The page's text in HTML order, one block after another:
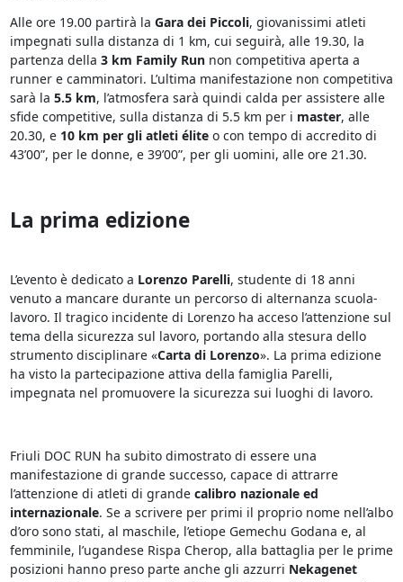
Alle ore 19.00 partirà la Gara dei Piccoli, giovanissimi atleti
impegnati sulla distanza di 1 km, cui seguirà, alle 19.30, la
partenza della 3 km Family Runnon competitiva aperta a
runner e camminatori. L’ultima manifestazione non competitiva
sarà la 5.5 km, l’atmosfera sarà quindi calda per assistere alle
sfide competitive, sulla distanza di 5.5 km per i master, alle
20.30, e 10 km per gli atleti élite o con tempo di accredito di
43’00”, per le donne, e 39’00”, per gli uomini, alle ore 21.30.
La prima edizione
L’evento è dedicato a Lorenzo Parelli, studente di 18 anni
venuto a mancare durante un percorso di alternanza scuola-
lavoro. Il tragico incidente di Lorenzo ha acceso l’attenzione sul
tema della sicurezza sul lavoro, portando alla stesura dello
strumento disciplinare «Carta di Lorenzo». La prima edizione
ha visto la partecipazione attiva della famiglia Parelli,
impegnata nel promuovere la sicurezza sui luoghi di lavoro.
Friuli DOC RUN ha subito dimostrato di essere una
manifestazione di grande successo, capace di attrarre
l’attenzione di atleti di grande calibro nazionale ed
internazionale. Se a scrivere per primi il proprio nome nell’albo
d’oro sono stati, al maschile, l’etiope Gemechu Godana e, al
femminile, l’ugandese Rispa Cherop, alla battaglia per le prime
posizioni hanno preso parte anche gli azzurri Nekagenet